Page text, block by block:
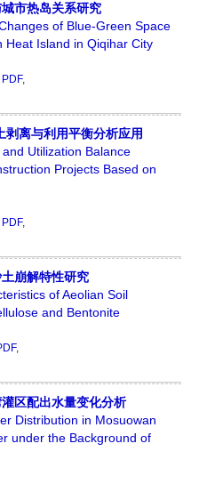
市热岛关系研究
of Blue-Green Space
Heat Island in Qiqihar City
PDF,
离与利用平衡分析应用
Utilization Balance
Projects Based on
PDF,
崩解特性研究
of Aeolian Soil
and Bentonite
,
区配出水量变化分析
Distribution in Mosuowan
under the Background of